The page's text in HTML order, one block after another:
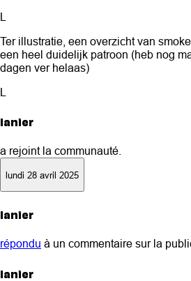
L
Ter illustratie, een overzicht van
een heel duidelijk patroon (heb nog
dagen ver helaas)
L
lanier
a rejoint la communauté.
lundi 28 avril 2025
lanier
répondu à un commentaire sur la
lanier